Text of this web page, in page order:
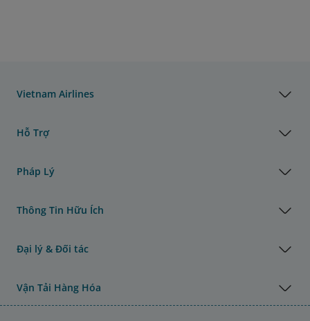
Vietnam Airlines
Hỗ Trợ
Pháp Lý
Thông Tin Hữu Ích
Đại lý & Đối tác
Vận Tải Hàng Hóa